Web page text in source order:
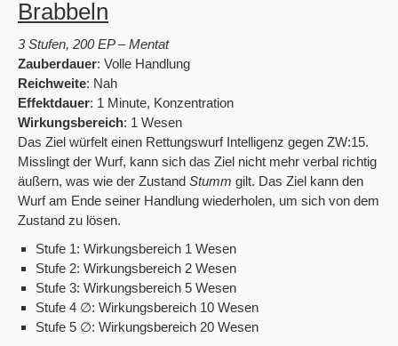
Brabbeln
3 Stufen, 200 EP – Mentat
Zauberdauer: Volle Handlung
Reichweite: Nah
Effektdauer: 1 Minute, Konzentration
Wirkungsbereich: 1 Wesen
Das Ziel würfelt einen Rettungswurf Intelligenz gegen ZW:15.
Misslingt der Wurf, kann sich das Ziel nicht mehr verbal richtig
äußern, was wie der Zustand Stumm gilt. Das Ziel kann den
Wurf am Ende seiner Handlung wiederholen, um sich von dem
Zustand zu lösen.
Stufe 1: Wirkungsbereich 1 Wesen
Stufe 2: Wirkungsbereich 2 Wesen
Stufe 3: Wirkungsbereich 5 Wesen
Stufe 4 ∅: Wirkungsbereich 10 Wesen
Stufe 5 ∅: Wirkungsbereich 20 Wesen